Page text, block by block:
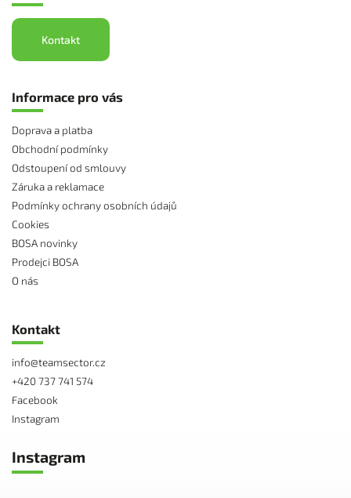
Kontakt
Informace pro vás
Doprava a platba
Obchodní podmínky
Odstoupení od smlouvy
Záruka a reklamace
Podmínky ochrany osobních údajů
Cookies
BOSA novinky
Prodejci BOSA
O nás
Kontakt
info@teamsector.cz
+420 737 741 574
Facebook
Instagram
Instagram